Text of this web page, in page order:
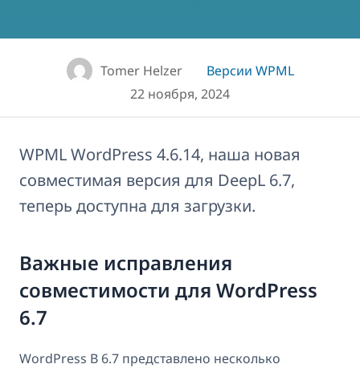
Tomer Helzer
Версии WPML
22 ноября, 2024
WPML WordPress 4.6.14, наша новая
совместимая версия для DeepL 6.7,
теперь доступна для загрузки.
Важные исправления
совместимости для WordPress
6.7
WordPress В 6.7 представлено несколько